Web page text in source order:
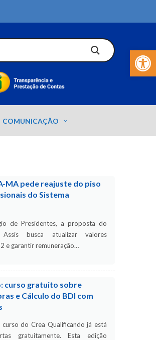
Barra de
COMUNICAÇÃO
MA pede reajuste do piso
do Sistema
de Presidentes, a proposta do
busca atualizar valores
e garantir remuneração…
curso gratuito sobre
e Cálculo do BDI com
do Crea Qualificando já está
gratuitamente. Esta edição